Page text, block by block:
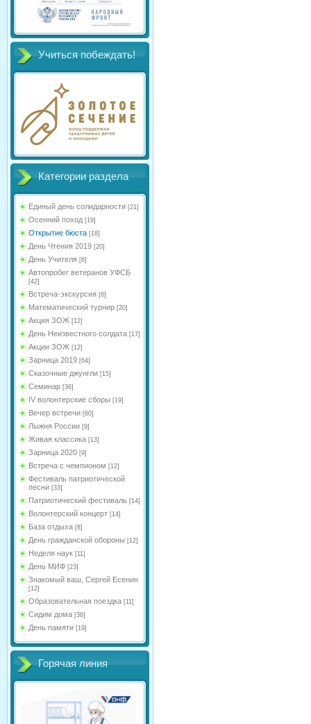
Учиться побеждать!
Категории раздела
Единый день солидарности [21]
Осенний поход [19]
Открытие бюста [18]
День Чтения 2019 [20]
День Учителя [6]
Автопробег ветеранов УФСБ
[42]
Встреча-экскурсия [6]
Математический турнир [20]
Акция ЗОЖ [12]
День Неизвестного солдата [17]
Акции ЗОЖ [12]
Зарница 2019 [64]
Сказочные джунгли [15]
Семинар [36]
IV волонтерские сборы [19]
Вечер встречи [60]
Лыжня России [9]
Живая классика [13]
Зарница 2020 [9]
Встреча с чемпионом [12]
Фестиваль патриотической
песни [33]
Патриотический фестиваль [14]
Волонтерский концерт [14]
База отдыха [8]
День гражданской обороны [12]
Неделя наук [11]
День МИФ [23]
Знакомый ваш, Сергей Есенин
[12]
Образовательная поездка [11]
Сидим дома [36]
День памяти [19]
Горячая линия